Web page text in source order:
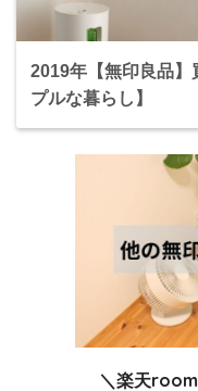
2019年【無印良品
プルな暮らし】
＼楽天